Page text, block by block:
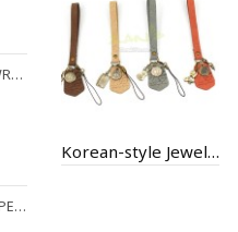
SPORTS SUPPORT WRIST STRAP
CUSTOMIZABLE SHAPES AVAILABLE FOR NIGHT LIGHT PENDANTS
Korean-style Jewelry Gift